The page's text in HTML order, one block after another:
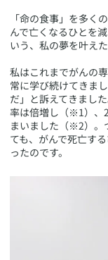
「命の食事」を多く
んで亡くなるひとを
いう、私の夢を叶えた
私はこれまでがんの
常に学び続けてきま
だ」と訴えてきまし
率は倍増し（※1）、
まいました（※2）。
ても、がんで死亡す
ったのです。